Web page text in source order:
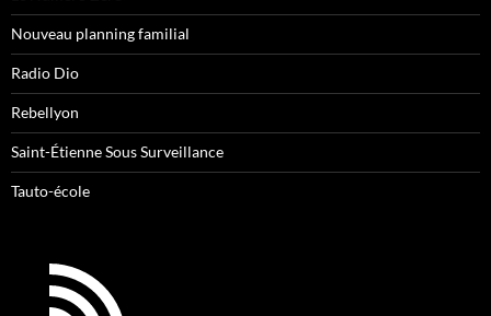
Nouveau planning familial
Radio Dio
Rebellyon
Saint-Étienne Sous Surveillance
Tauto-école